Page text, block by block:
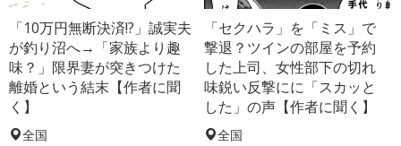
「10万円無断決済!?」誠実夫
が釣り沼へ→「家族より趣
味？」限界妻が突きつけた
離婚という結末【作者に聞
く】
全国
「セクハラ」を「ミス」で
撃退？ツインの部屋を予約
した上司、女性部下の切れ
味鋭い反撃にに「スカッと
した」の声【作者に聞く】
全国